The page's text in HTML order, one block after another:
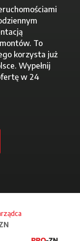
To
korzysta już
Wypełnij
w 24